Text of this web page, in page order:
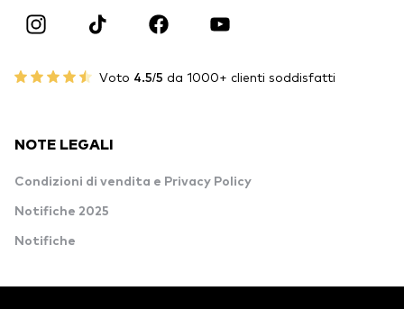
Voto 4.5/5 da 1000+ clienti soddisfatti
NOTE LEGALI
Condizioni di vendita e Privacy Policy
Notifiche 2025
Notifiche